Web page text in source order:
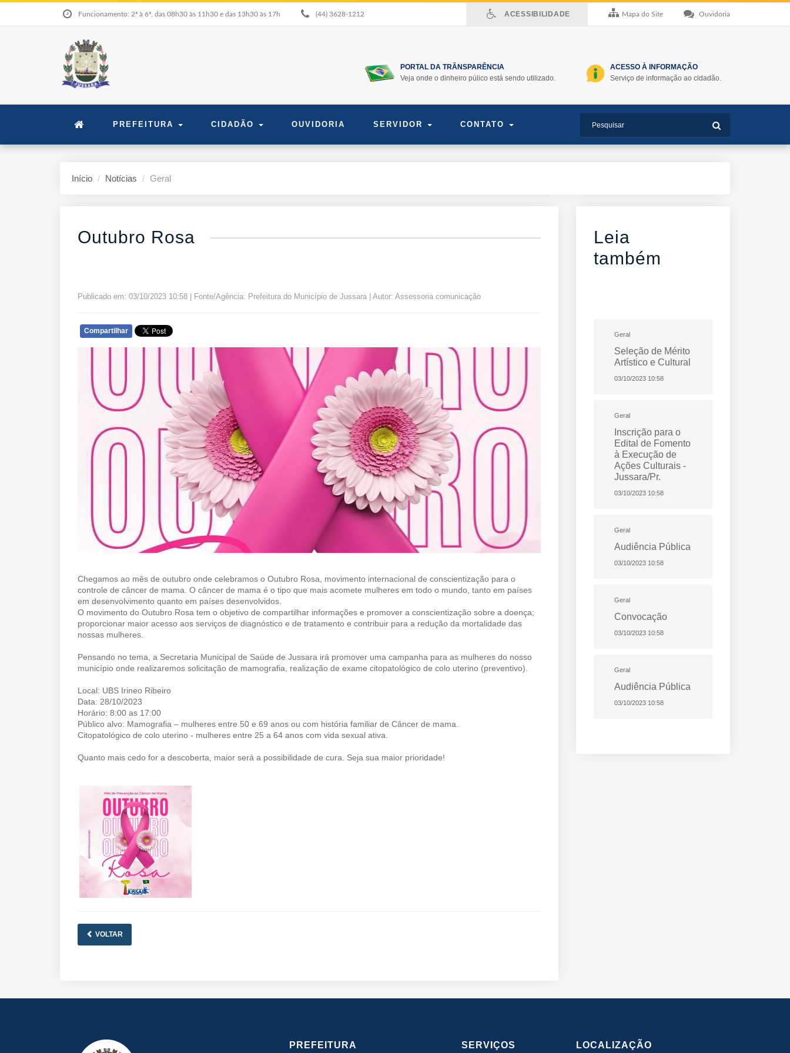
Ouvidoria
Mapa do Site
ACESSIBILIDADE
Funcionamento: 2ª à 6ª, das 08h30 às 11h30 e das 13h30 às 17h (44) 3628-1212
PORTAL DA TRÂNSPARÊNCIA
Veja onde o dinheiro púlico está sendo utilizado.
ACESSO À INFORMAÇÃO
Serviço de informação ao cidadão.
PREFEITURA CIDADÃO OUVIDORIA SERVIDOR CONTATO
Início Notícias Geral
Outubro Rosa
Publicado em: 03/10/2023 10:58 | Fonte/Agência: Prefeitura do Município de Jussara | Autor: Assessoria comunicação
Compartilhar
Chegamos ao mês de outubro onde celebramos o Outubro Rosa, movimento internacional de conscientização para o
controle de câncer de mama. O câncer de mama é o tipo que mais acomete mulheres em todo o mundo, tanto em países
em desenvolvimento quanto em países desenvolvidos.
O movimento do Outubro Rosa tem o objetivo de compartilhar informações e promover a conscientização sobre a doença;
proporcionar maior acesso aos serviços de diagnóstico e de tratamento e contribuir para a redução da mortalidade das
nossas mulheres.
Pensando no tema, a Secretaria Municipal de Saúde de Jussara irá promover uma campanha para as mulheres do nosso
município onde realizaremos solicitação de mamografia, realização de exame citopatológico de colo uterino (preventivo).
Local: UBS Irineo Ribeiro
Data: 28/10/2023
Horário: 8:00 as 17:00
Público alvo: Mamografia – mulheres entre 50 e 69 anos ou com história familiar de Câncer de mama.
Citopatológico de colo uterino - mulheres entre 25 a 64 anos com vida sexual ativa.
Quanto mais cedo for a descoberta, maior será a possibilidade de cura. Seja sua maior prioridade!
VOLTAR
Leia
também
Geral
Seleção de Mérito
Artístico e Cultural
03/10/2023 10:58
Geral
Inscrição para o
Edital de Fomento
à Execução de
Ações Culturais -
Jussara/Pr.
03/10/2023 10:58
Geral
Audiência Pública
03/10/2023 10:58
Geral
Convocação
03/10/2023 10:58
Geral
Audiência Pública
03/10/2023 10:58
PREFEITURA SERVIÇOS LOCALIZAÇÃO